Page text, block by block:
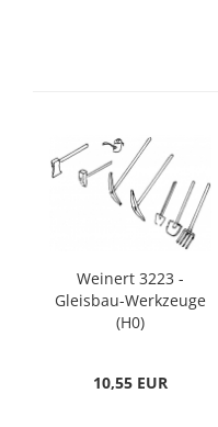
Weinert 3223 -
Gleisbau-Werkzeuge
(H0)
10,55 EUR